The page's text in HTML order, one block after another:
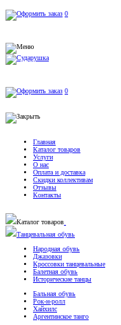
0
0
Главная
Каталог товаров
Услуги
О нас
Оплата и доставка
Скидки коллективам
Отзывы
Контакты
Каталог товаров
Танцевальная обувь
Народная обувь
Джазовки
Кроссовки танцевальные
Балетная обувь
Исторические танцы
Бальная обувь
Рок-н-ролл
Хайхилс
Аргентинское танго